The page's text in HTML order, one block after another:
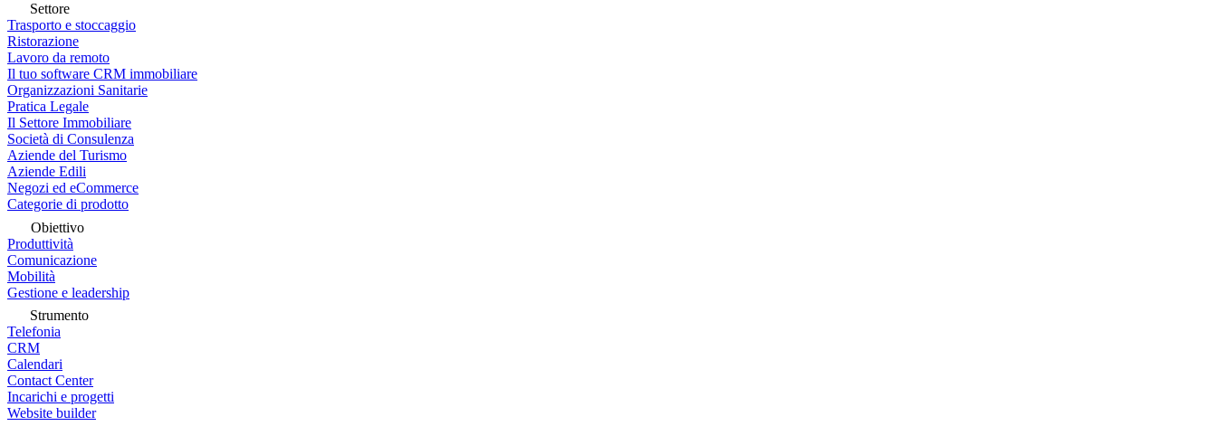
Settore
Trasporto e stoccaggio
Ristorazione
Lavoro da remoto
Il tuo software CRM immobiliare
Organizzazioni Sanitarie
Pratica Legale
Il Settore Immobiliare
Società di Consulenza
Aziende del Turismo
Aziende Edili
Negozi ed eCommerce
Categorie di prodotto
Obiettivo
Produttività
Comunicazione
Mobilità
Gestione e leadership
Strumento
Telefonia
CRM
Calendari
Contact Center
Incarichi e progetti
Website builder